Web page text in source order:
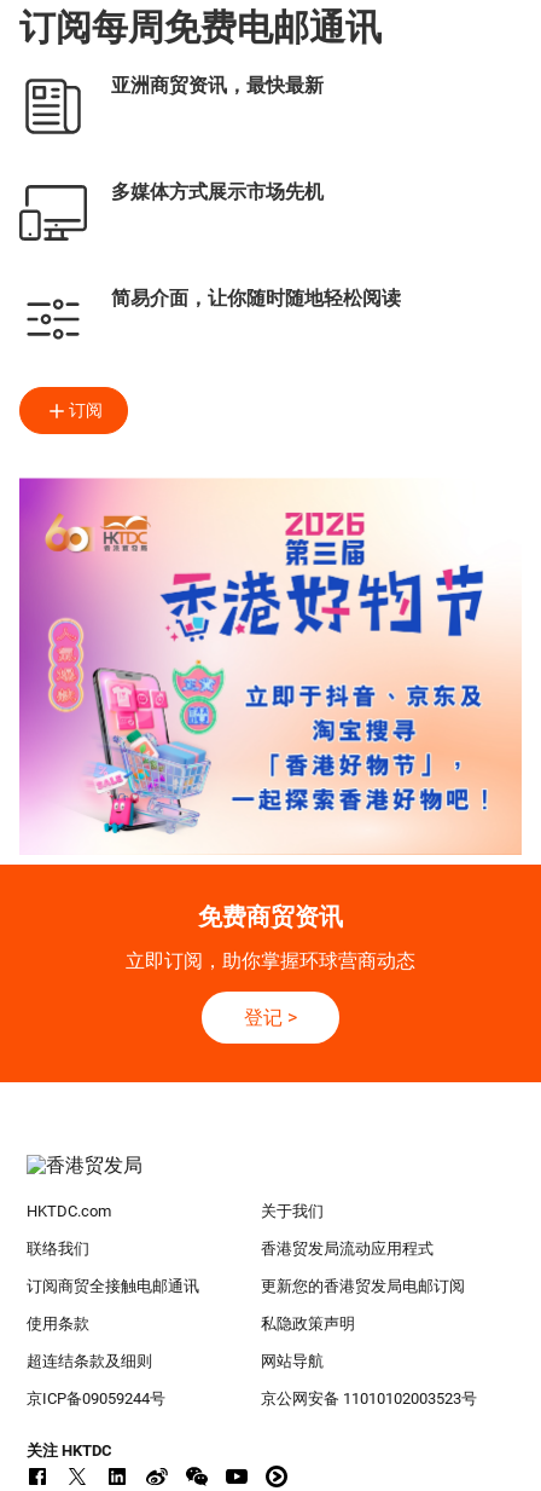
港深创新及科技园
北部都会区
港澳药械通
精准医学
国家药监局
投资推广署
订阅每周免费电邮通讯
亚洲商贸资讯，最快最新
多媒体方式展示市场先机
简易介面，让你随时随地轻松阅读
订阅
免费商贸资讯
立即订阅，助你掌握环球营商动态
登记 >
HKTDC.com 关于我们
联络我们 香港贸发局流动应用程式
订阅商贸全接触电邮通讯 更新您的香港贸发局电邮订阅
使用条款 私隐政策声明
超连结条款及细则 网站导航
京ICP备09059244号 京公网安备 11010102003523号
关注 HKTDC